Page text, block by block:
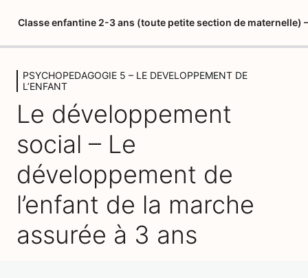
Classe enfantine 2-3 ans (toute petite section de maternelle)
LIVRET DU STAGIAIRE
PSYCHOPEDAGOGIE 1 – MARIA
MONTESSORI
3 leçons, 1 quiz
PSYCHOPEDAGOGIE 2 – LES
QUATRE PLANS DE
DEVELOPPEMENT
PSYCHOPEDAGOGIE 3 – L'ESPRIT
PSYCHOPEDAGOGIE 5 – LE DEVELOPPEMENT DE
L’ENFANT
Le développement
social – Le
développement de
l’enfant de la marche
assurée à 3 ans